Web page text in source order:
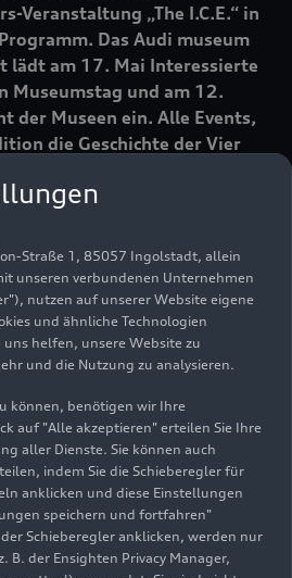
Veranstaltung „The I.C.E.“ in
Das Audi museum
lädt am 17. Mai Interessierte
Museumstag und am 12.
der Museen ein. Alle Events,
die Geschichte der Vier
und mit
macht die
(30. Januar - 1.
erinnert auf der Messe an
A3 vor 30 Jahren und steht
die Interesse am
Audi Young- und Oldtimer
zur Verfügung. Der
Tom Kristensen dreht
in St. Moritz mit einem
E2 bei „The I.C.E.“ seine
Straße 1, 85057 Ingolstadt, allein
unseren verbundenen Unternehmen
nutzen auf unserer Website eigene
und ähnliche Technologien
helfen, unsere Website zu
und die Nutzung zu analysieren.
können, benötigen wir Ihre
auf "Alle akzeptieren" erteilen Sie Ihre
aller Dienste. Sie können auch
indem Sie die Schieberegler für
anklicken und diese Einstellungen
speichern und fortfahren"
Schieberegler anklicken, werden nur
B. der Ensighten Privacy Manager,